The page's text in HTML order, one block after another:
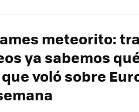
meteorito:
ya sabemos
voló sobre